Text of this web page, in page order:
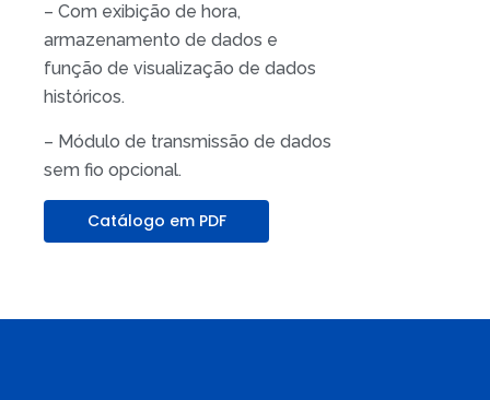
– Com exibição de hora,
armazenamento de dados e
função de visualização de dados
históricos.
– Módulo de transmissão de dados
sem fio opcional.
Catálogo em PDF